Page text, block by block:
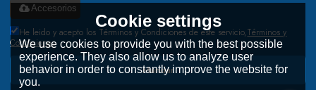
Accesorios
He leido y acepto los Términos y Condiciones de este servicio,Términos y
Condiciones
Mandar
Cookie settings
We use cookies to provide you with the best possible
experience. They also allow us to analyze user
behavior in order to constantly improve the website for
you.